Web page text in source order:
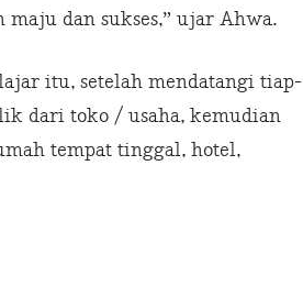
dan sukses,” ujar Ahwa.
itu, setelah mendatangi tiap-
dari toko / usaha, kemudian
tempat tinggal, hotel,